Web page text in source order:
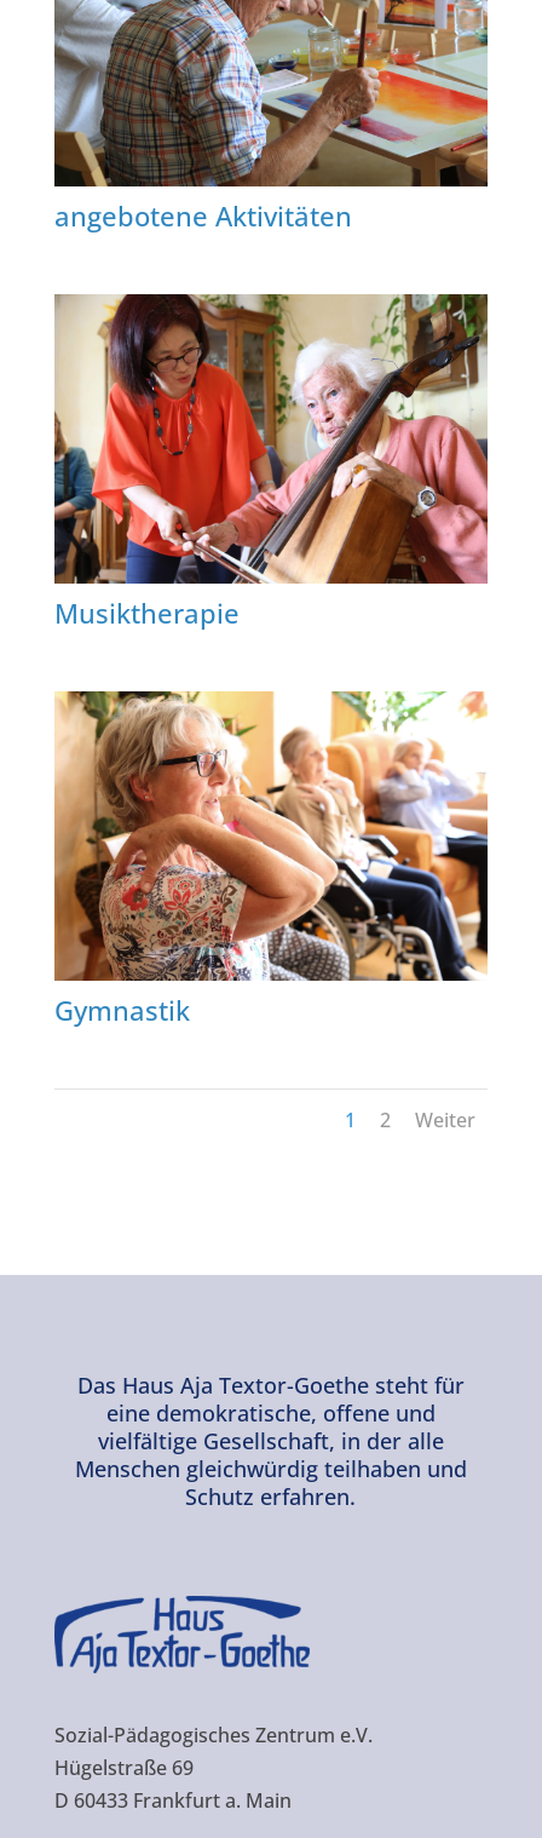
angebotene Aktivitäten
Musiktherapie
Gymnastik
1 2 Weiter
Das Haus Aja Textor-Goethe steht für
eine demokratische, offene und
vielfältige Gesellschaft, in der alle
Menschen gleichwürdig teilhaben und
Schutz erfahren.
Sozial-Pädagogisches Zentrum e.V.
Hügelstraße 69
D 60433 Frankfurt a. Main